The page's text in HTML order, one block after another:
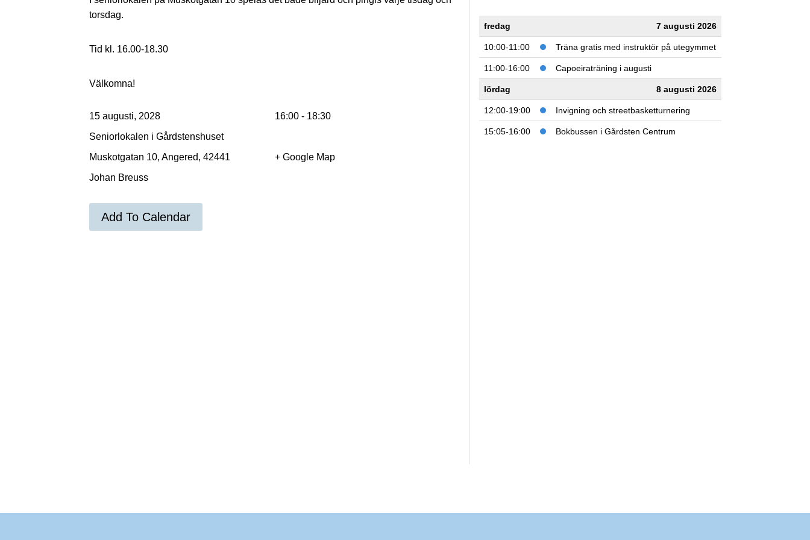
torsdag.
Tid kl. 16.00-18.30
Välkomna!
15 augusti, 2028
16:00 - 18:30
Seniorlokalen i Gårdstenshuset
Muskotgatan 10, Angered, 42441
+ Google Map
Johan Breuss
Add To Calendar
fredag 7 augusti 2026
10:00-11:00 Träna gratis med instruktör på utegymmet
11:00-16:00 Capoeiraträning i augusti
lördag 8 augusti 2026
12:00-19:00 Invigning och streetbasketturnering
15:05-16:00 Bokbussen i Gårdsten Centrum